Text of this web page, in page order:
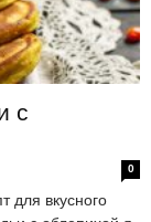
с
0
для вкусного